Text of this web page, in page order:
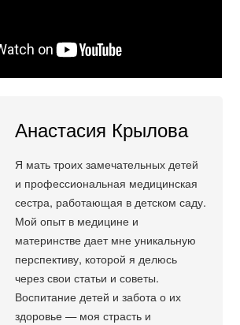
Анастасия Крылова
Я мать троих замечательных детей
и профессиональная медицинская
сестра, работающая в детском саду.
Мой опыт в медицине и
материнстве дает мне уникальную
перспективу, которой я делюсь
через свои статьи и советы.
Воспитание детей и забота о их
здоровье — моя страсть и